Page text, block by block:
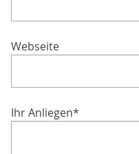
Webseite
Ihr Anliegen*